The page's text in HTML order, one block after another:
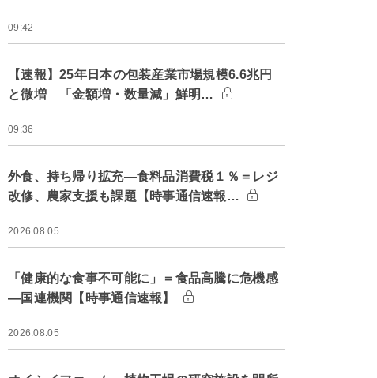
09:42
【速報】25年日本の包装産業市場規模6.6兆円
と微増 「金額増・数量減」鮮明…
09:36
外食、持ち帰り拡充―食料品消費税１％＝レジ
改修、農家支援も課題【時事通信速報…
2026.08.05
「健康的な食事不可能に」＝食品高騰に危機感
―国連機関【時事通信速報】
2026.08.05